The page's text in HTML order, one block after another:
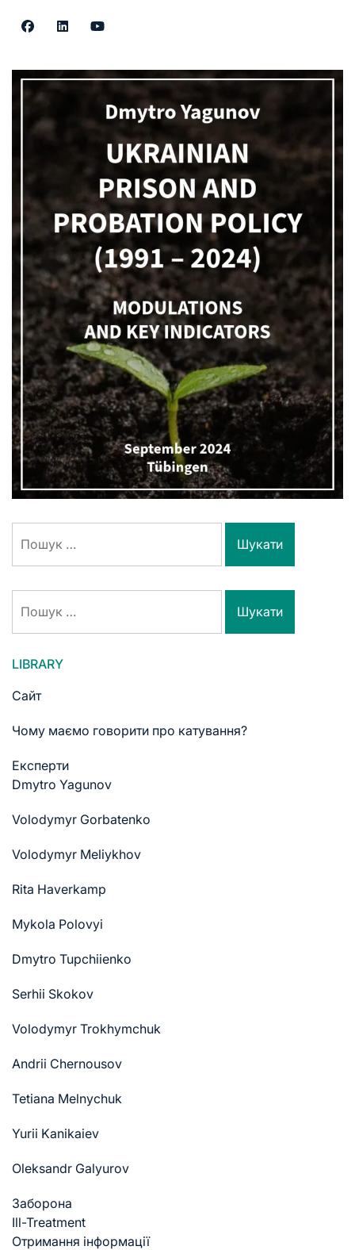
LIBRARY
Сайт
Чому маємо говорити про катування?
Експерти
Dmytro Yagunov
Volodymyr Gorbatenko
Volodymyr Meliykhov
Rita Haverkamp
Mykola Polovyi
Dmytro Tupchiienko
Serhii Skokov
Volodymyr Trokhymchuk
Andrii Chernousov
Tetiana Melnychuk
Yurii Kanikaiev
Oleksandr Galyurov
Заборона
Ill-Treatment
Отримання інформації